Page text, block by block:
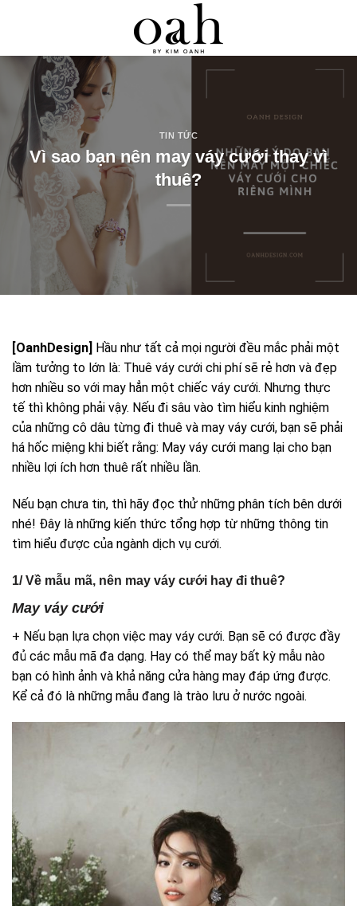
TIN TỨC
Vì sao bạn nên may váy cưới thay vì
thuê?
[OanhDesign] Hầu như tất cả mọi người đều mắc phải một
lầm tưởng to lớn là: Thuê váy cưới chi phí sẽ rẻ hơn và đẹp
hơn nhiều so với may hẳn một chiếc váy cưới. Nhưng thực
tế thì không phải vậy. Nếu đi sâu vào tìm hiểu kinh nghiệm
của những cô dâu từng đi thuê và may váy cưới, bạn sẽ phải
há hốc miệng khi biết rằng: May váy cưới mang lại cho bạn
nhiều lợi ích hơn thuê rất nhiều lần.
Nếu bạn chưa tin, thì hãy đọc thử những phân tích bên dưới
nhé! Đây là những kiến thức tổng hợp từ những thông tin
tìm hiểu được của ngành dịch vụ cưới.
1/ Về mẫu mã, nên may váy cưới hay đi thuê?
May váy cưới
+ Nếu bạn lựa chọn việc may váy cưới. Bạn sẽ có được đầy
đủ các mẫu mã đa dạng. Hay có thể may bất kỳ mẫu nào
bạn có hình ảnh và khả năng cửa hàng may đáp ứng được.
Kể cả đó là những mẫu đang là trào lưu ở nước ngoài.